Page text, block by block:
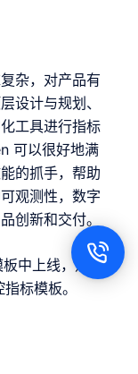
杂，对产品有
设计与规划、
工具进行指标
可以很好地满
的抓手，帮助
观测性，数字
创新和交付。
中上线，点击
标模板。